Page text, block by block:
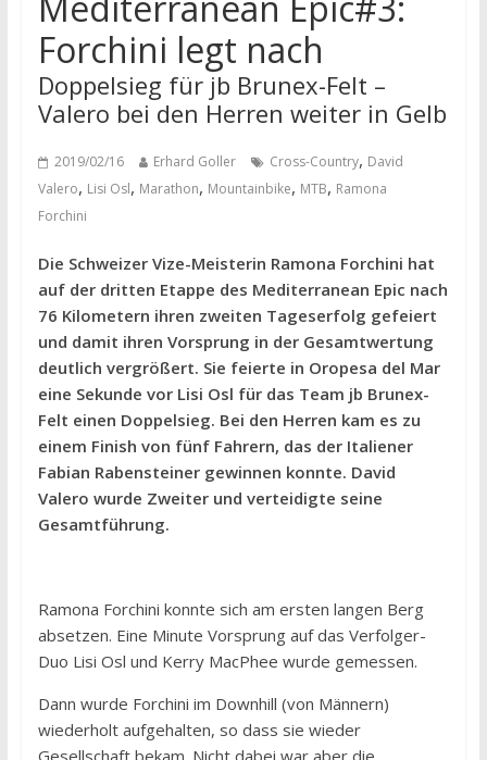
Forchini legt nach
Doppelsieg für jb Brunex-Felt –
Valero bei den Herren weiter in Gelb
2019/02/16 Erhard Goller Cross-Country, David
Valero, Lisi Osl, Marathon, Mountainbike, MTB, Ramona
Forchini
Die Schweizer Vize-Meisterin Ramona Forchini hat
auf der dritten Etappe des Mediterranean Epic nach
76 Kilometern ihren zweiten Tageserfolg gefeiert
und damit ihren Vorsprung in der Gesamtwertung
deutlich vergrößert. Sie feierte in Oropesa del Mar
eine Sekunde vor Lisi Osl für das Team jb Brunex-
Felt einen Doppelsieg. Bei den Herren kam es zu
einem Finish von fünf Fahrern, das der Italiener
Fabian Rabensteiner gewinnen konnte. David
Valero wurde Zweiter und verteidigte seine
Gesamtführung.
Ramona Forchini konnte sich am ersten langen Berg
absetzen. Eine Minute Vorsprung auf das Verfolger-
Duo Lisi Osl und Kerry MacPhee wurde gemessen.
Dann wurde Forchini im Downhill (von Männern)
wiederholt aufgehalten, so dass sie wieder